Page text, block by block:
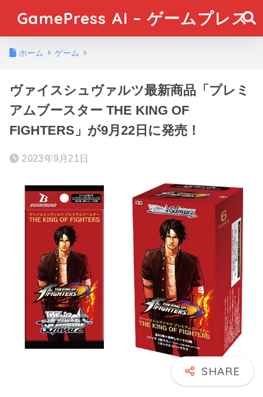
GamePress AI – ゲームプレス
ホーム ゲーム
ヴァイスシュヴァルツ最新商品「プレミ
アムブースター THE KING OF
FIGHTERS」が9月22日に発売！
2023年9月21日